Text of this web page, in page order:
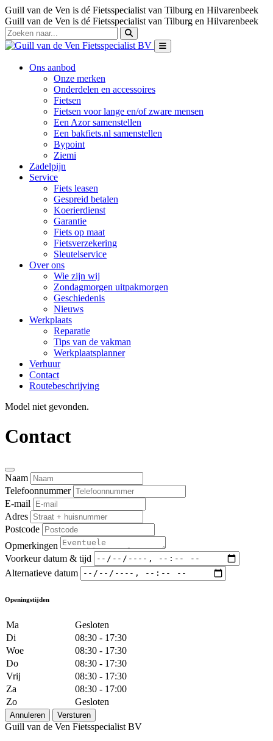
Guill van de Ven is dé Fietsspecialist van Tilburg en Hilvarenbeek
Guill van de Ven is dé Fietsspecialist van Tilburg en Hilvarenbeek
Ons aanbod
Onze merken
Onderdelen en accessoires
Fietsen
Fietsen voor lange en/of zware mensen
Een Azor samenstellen
Een bakfiets.nl samenstellen
Bypoint
Ziemi
Zadelpijn
Service
Fiets leasen
Gespreid betalen
Koerierdienst
Garantie
Fiets op maat
Fietsverzekering
Sleutelservice
Over ons
Wie zijn wij
Zondagmorgen uitpakmorgen
Geschiedenis
Nieuws
Werkplaats
Reparatie
Tips van de vakman
Werkplaatsplanner
Verhuur
Contact
Routebeschrijving
Model niet gevonden.
Contact
Naam
Telefoonnummer
E-mail
Adres
Postcode
Opmerkingen
Voorkeur datum & tijd
Alternatieve datum
Openingstijden
Ma
Gesloten
Di
08:30 - 17:30
Woe
08:30 - 17:30
Do
08:30 - 17:30
Vrij
08:30 - 17:30
Za
08:30 - 17:00
Zo
Gesloten
Annuleren Versturen
Guill van de Ven Fietsspecialist BV